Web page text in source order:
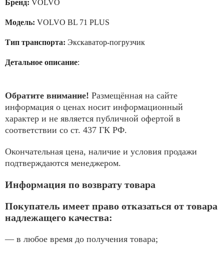
Бренд: VOLVO
Модель: VOLVO BL 71 PLUS
Тип транспорта: Экскаватор-погрузчик
Детальное описание:
Обратите внимание! Размещённая на сайте
информация о ценах носит информационный
характер и не является публичной офертой в
соответствии со ст. 437 ГК РФ.
Окончательная цена, наличие и условия продажи
подтверждаются менеджером.
Информация по возврату товара
Покупатель имеет право отказаться от товара
надлежащего качества:
— в любое время до получения товара;